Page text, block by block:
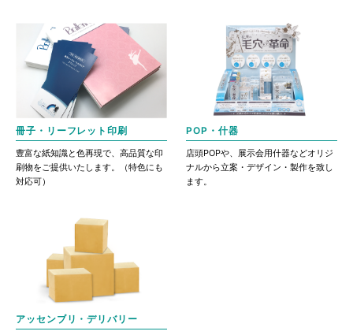
冊子・リーフレット印刷
豊富な紙知識と色再現で、高品質な印
刷物をご提供いたします。（特色にも
対応可）
POP・什器
店頭POPや、展示会用什器などオリジ
ナルから立案・デザイン・製作を致し
ます。
アッセンブリ・デリバリー